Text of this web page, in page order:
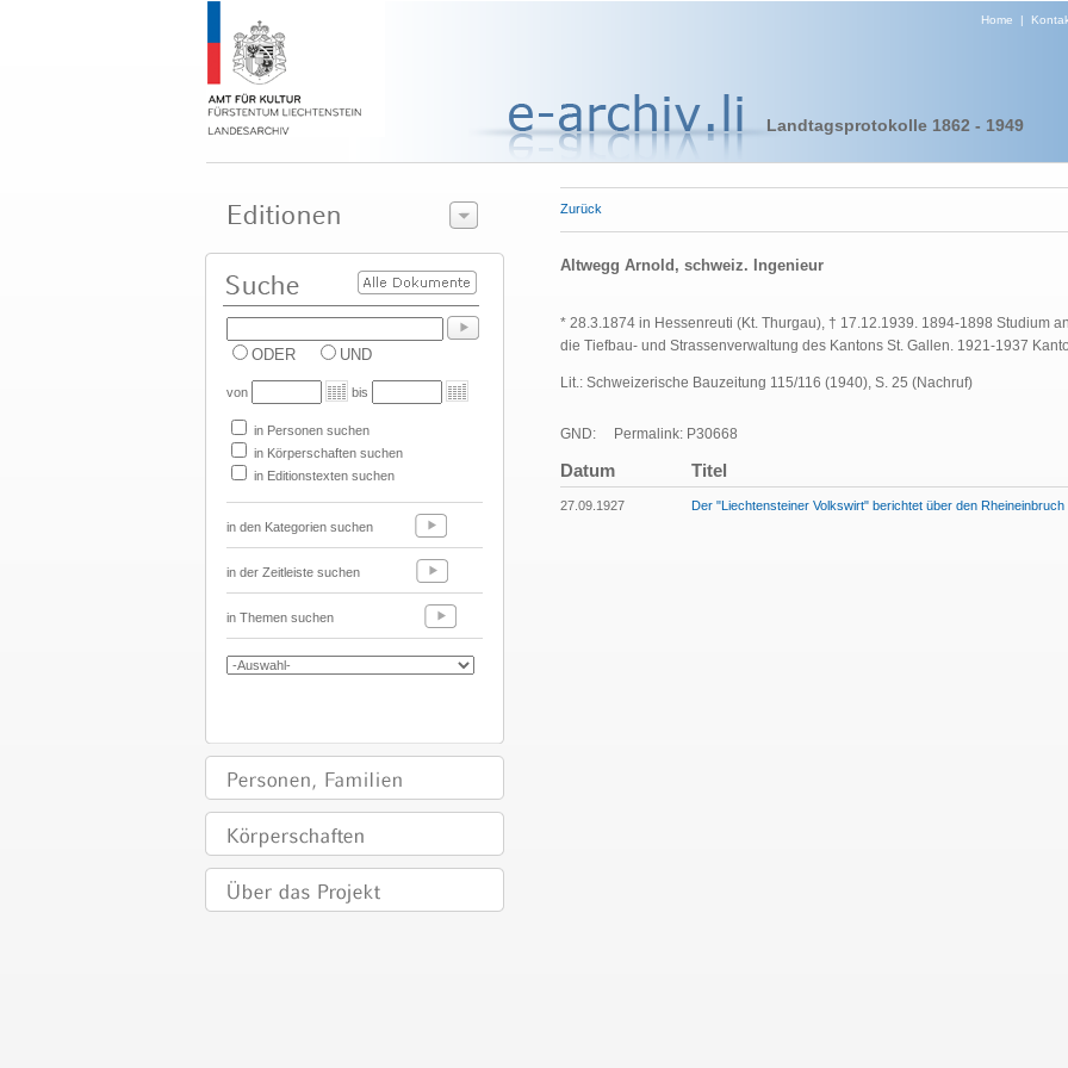
Home |
Landtagsprotokolle 1862 - 1949
ODER UND
von bis
in Personen suchen
in Körperschaften suchen
in Editionstexten suchen
in den Kategorien suchen
in der Zeitleiste suchen
in Themen suchen
Zurück
Altwegg Arnold, schweiz. Ingenieur
* 28.3.1874 in Hessenreuti (Kt. Thurgau), † 17.12.1939. 1894-1898 Studium
die Tiefbau- und Strassenverwaltung des Kantons St. Gallen. 1921-1937
Lit.: Schweizerische Bauzeitung 115/116 (1940), S. 25 (Nachruf)
GND: Permalink: P30668
Datum Titel
27.09.1927 Der "Liechtensteiner Volkswirt" berichtet über den Rheineinbruch